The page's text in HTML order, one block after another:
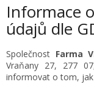
Informace
údajů dle
Společnost Farma
Vraňany 27, 277
informovat o tom, jak